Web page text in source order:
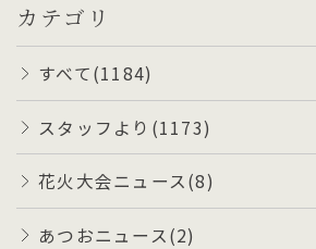
カテゴリ
すべて(1184)
スタッフより(1173)
花火大会ニュース(8)
あつおニュース(2)